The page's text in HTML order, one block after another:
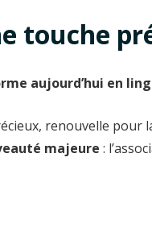
touche
aujourd’hui en
renouvelle pour
majeure :